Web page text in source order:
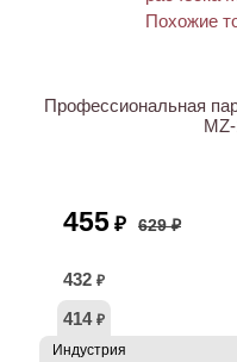
Профессиональная
455 ₽ 629 ₽
432 ₽
414 ₽
Индустрия